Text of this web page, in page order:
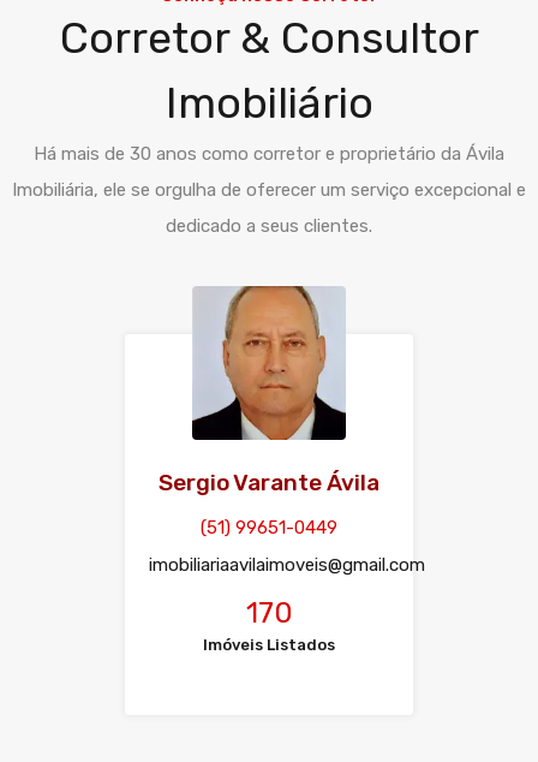
Corretor & Consultor
Imobiliário
Há mais de 30 anos como corretor e proprietário da Ávila
Imobiliária, ele se orgulha de oferecer um serviço excepcional e
dedicado a seus clientes.
Sergio Varante Ávila
(51) 99651-0449
imobiliariaavilaimoveis@gmail.com
170
Imóveis Listados